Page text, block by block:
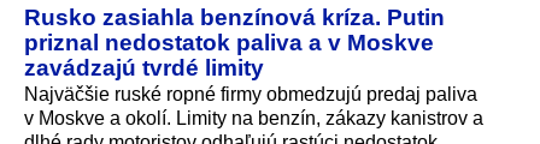
Rusko zasiahla benzínová kríza. Putin
priznal nedostatok paliva a v Moskve
zavádzajú tvrdé limity
Najväčšie ruské ropné firmy obmedzujú predaj paliva
v Moskve a okolí. Limity na benzín, zákazy kanistrov a